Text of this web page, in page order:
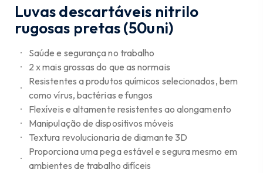
Luvas descartáveis nitrilo
rugosas pretas (50uni)
Saúde e segurança no trabalho
2 x mais grossas do que as normais
Resistentes a produtos químicos selecionados, bem
como vírus, bactérias e fungos
Flexíveis e altamente resistentes ao alongamento
Manipulação de dispositivos móveis
Textura revolucionaria de diamante 3D
Proporciona uma pega estável e segura mesmo em
ambientes de trabalho difíceis